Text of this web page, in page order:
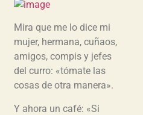
Mira que me lo dice mi
mujer, hermana, cuñaos,
amigos, compis y jefes
del curro: «tómate las
cosas de otra manera».
Y ahora un café: «Si